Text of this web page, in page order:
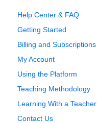
Help Center & FAQ
Getting Started
Billing and Subscriptions
My Account
Using the Platform
Teaching Methodology
Learning With a Teacher
Contact Us